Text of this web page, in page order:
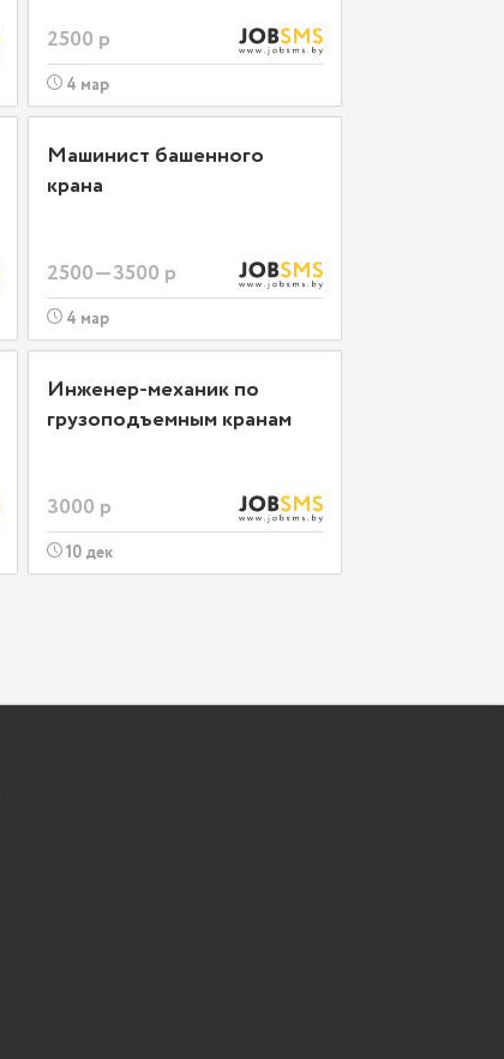
2500 р
4 мар
Машинист башенного
крана
2500—3500 р
4 мар
Инженер-механик по
грузоподъемным кранам
3000 р
10 дек